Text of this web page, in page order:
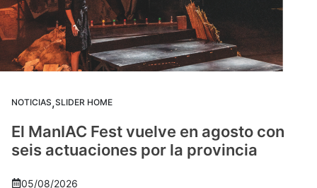
NOTICIAS,SLIDER HOME
El ManIAC Fest vuelve en agosto con
seis actuaciones por la provincia
05/08/2026